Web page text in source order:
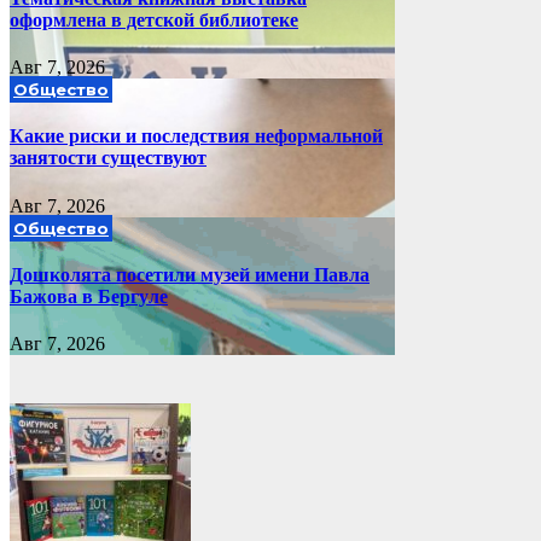
оформлена в детской библиотеке
Авг 7, 2026
Общество
Какие риски и последствия неформальной
занятости существуют
Авг 7, 2026
Общество
Дошколята посетили музей имени Павла
Бажова в Бергуле
Авг 7, 2026